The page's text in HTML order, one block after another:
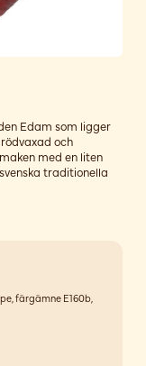
Edam som ligger
och
med en liten
traditionella
färgämne E160b,